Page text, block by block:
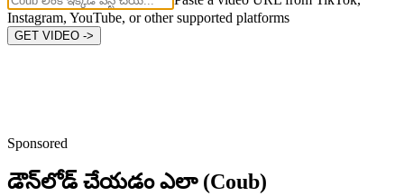
Instagram, YouTube, or other supported platforms
GET VIDEO ->
Sponsored
డౌన్‌లోడ్ చేయడం ఎలా (Coub)